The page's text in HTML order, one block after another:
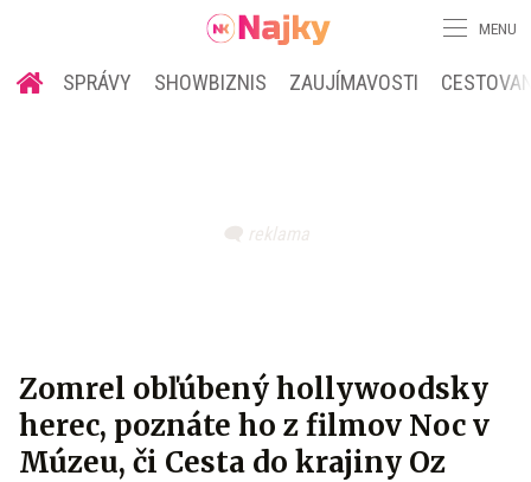
MENU
SPRÁVY SHOWBIZNIS ZAUJÍMAVOSTI
Zomrel obľúbený hollywoodsky
herec, poznáte ho z filmov Noc v
Múzeu, či Cesta do krajiny Oz